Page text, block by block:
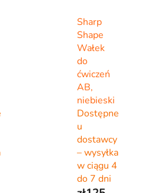
Sharp
Shape
Wałek
do
ćwiczeń
AB,
niebieski
Dostępne
u
dostawcy
– wysyłka
w ciągu 4
do 7 dni